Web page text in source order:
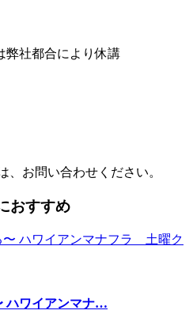
弊社都合により休講
、お問い合わせください。
おすすめ
ハワイアンマナ…